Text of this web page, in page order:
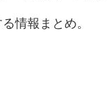
情報まとめ。